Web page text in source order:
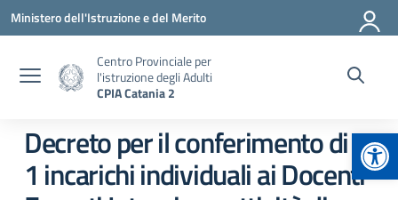
Vai ai contenuti
Vai al menu di navigazione
Vai al footer
Ministero dell'Istruzione e del Merito
Centro Provinciale per
l'istruzione degli Adulti
CPIA Catania 2
Decreto per il conferimento di n.
1 incarichi individuali ai Docenti